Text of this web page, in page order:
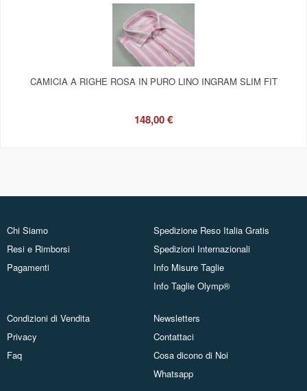
CAMICIA A RIGHE ROSA IN PURO LINO INGRAM SLIM FIT
148,00 €
Chi Siamo
Resi e Rimborsi
Pagamenti
Spedizione Reso Italia Gratis
Spedizioni Internazionali
Info Misure Taglie
Info Taglie Olymp®
Condizioni di Vendita
Privacy
Faq
Newsletters
Contattaci
Cosa dicono di Noi
Whatsapp